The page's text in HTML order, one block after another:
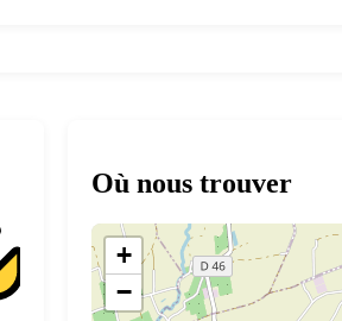
Où nous trouver
+
−